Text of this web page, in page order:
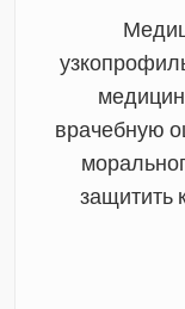
врачебную
защитить